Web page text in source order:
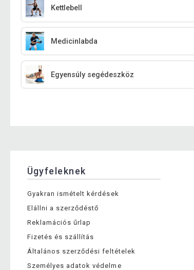
Kettlebell
Medicinlabda
Egyensúly segédeszköz
Ügyfeleknek
Gyakran ismételt kérdések
Elállni a szerződéstő
Reklamációs űrlap
Fizetés és szállítás
Általános szerződési feltételek
Személyes adatok védelme